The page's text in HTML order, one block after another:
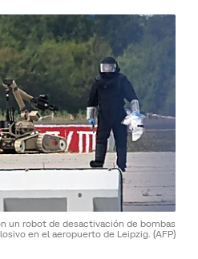
un robot de desactivación de bombas
en el aeropuerto de Leipzig. (AFP)